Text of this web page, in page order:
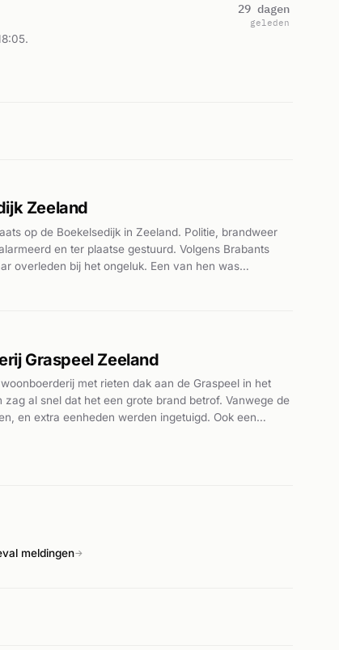
29 dagen
geleden
Zeeland
op de Boekelsedijk in Zeeland. Politie, brandweer
en ter plaatse gestuurd. Volgens Brabants
overleden bij het ongeluk. Een van hen was
zaten vermoedelijk alleen in het voertuig. Het
Graspeel Zeeland
met rieten dak aan de Graspeel in het
al snel dat het een grote brand betrof. Vanwege de
en extra eenheden werden ingetuigd. Ook een
Brabant ontstond een razendsnelle vlammenzee die
meldingen→